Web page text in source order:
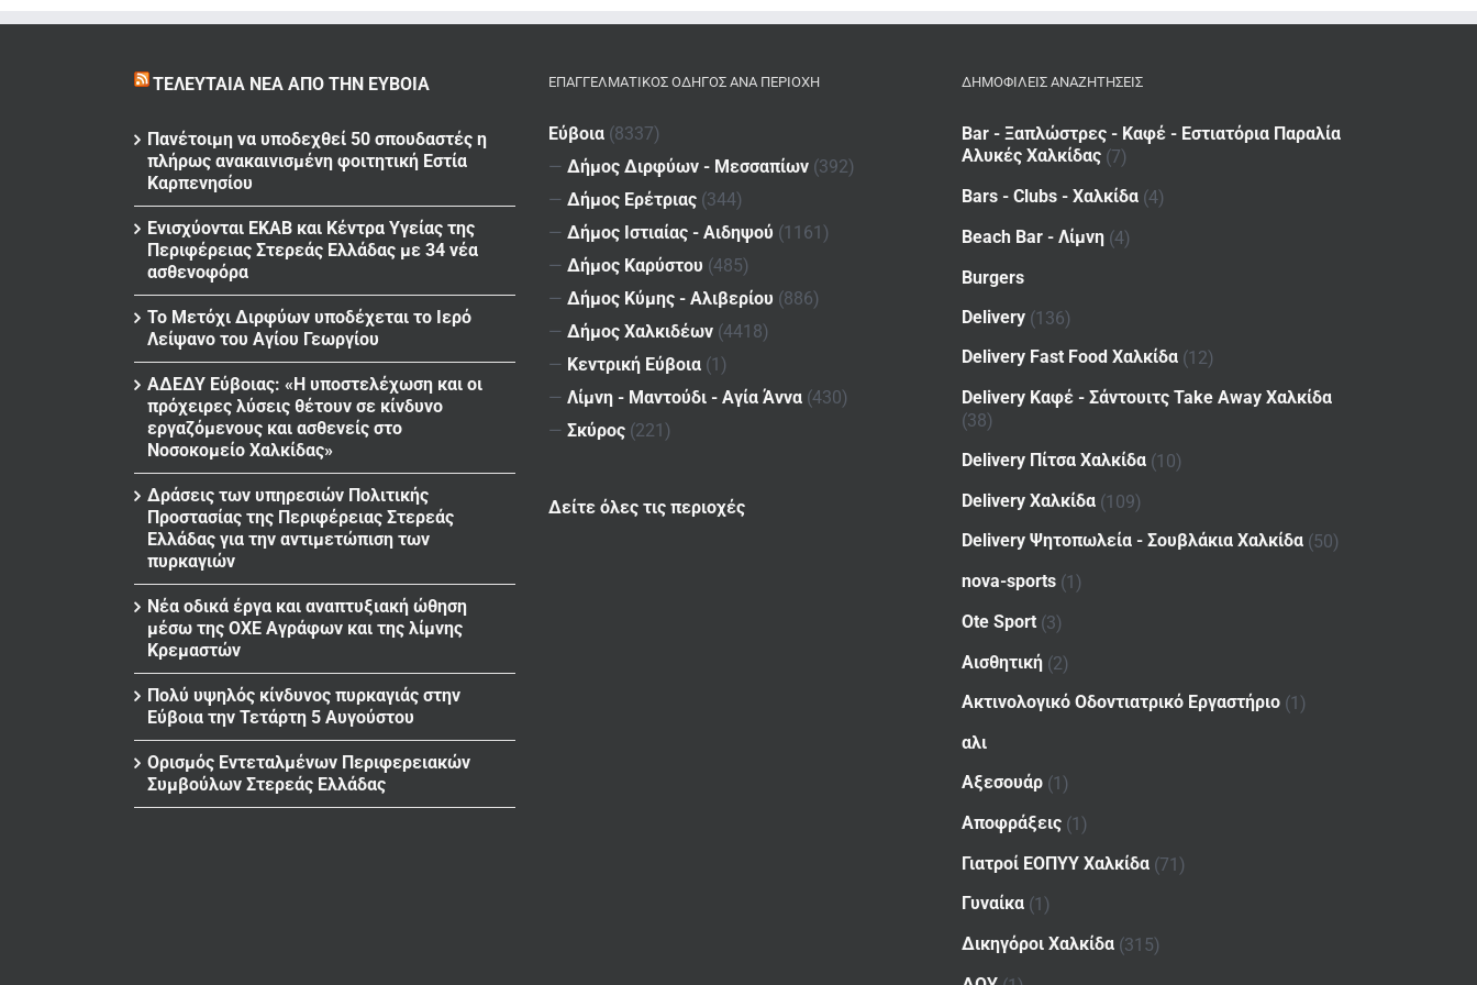
ΤΕΛΕΥΤΑΊΑ ΝΈΑ ΑΠΌ ΤΗΝ ΕΎΒΟΙΑ
Πανέτοιμη να υποδεχθεί 50 σπουδαστές η
πλήρως ανακαινισμένη φοιτητική Εστία
Καρπενησίου
Ενισχύονται ΕΚΑΒ και Κέντρα Υγείας της
Περιφέρειας Στερεάς Ελλάδας με 34 νέα
ασθενοφόρα
Το Μετόχι Διρφύων υποδέχεται το Ιερό
Λείψανο του Αγίου Γεωργίου
ΑΔΕΔΥ Εύβοιας: «Η υποστελέχωση και οι
πρόχειρες λύσεις θέτουν σε κίνδυνο
εργαζόμενους και ασθενείς στο
Νοσοκομείο Χαλκίδας»
Δράσεις των υπηρεσιών Πολιτικής
Προστασίας της Περιφέρειας Στερεάς
Ελλάδας για την αντιμετώπιση των
πυρκαγιών
Νέα οδικά έργα και αναπτυξιακή ώθηση
μέσω της ΟΧΕ Αγράφων και της λίμνης
Κρεμαστών
Πολύ υψηλός κίνδυνος πυρκαγιάς στην
Εύβοια την Τετάρτη 5 Αυγούστου
Ορισμός Εντεταλμένων Περιφερειακών
Συμβούλων Στερεάς Ελλάδας
ΕΠΑΓΓΕΛΜΑΤΙΚΌΣ ΟΔΗΓΌΣ ΑΝΆ ΠΕΡΙΟΧΉ
Εύβοια (8337)
— Δήμος Διρφύων - Μεσσαπίων (392)
— Δήμος Ερέτριας (344)
— Δήμος Ιστιαίας - Αιδηψού (1161)
— Δήμος Καρύστου (485)
— Δήμος Κύμης - Αλιβερίου (886)
— Δήμος Χαλκιδέων (4418)
— Κεντρική Εύβοια (1)
— Λίμνη - Μαντούδι - Αγία Άννα (430)
— Σκύρος (221)
Δείτε όλες τις περιοχές
ΔΗΜΟΦΙΛΕΙΣ ΑΝΑΖΗΤΗΣΕΙΣ
Bar - Ξαπλώστρες - Καφέ - Εστιατόρια Παραλία
Αλυκές Χαλκίδας (7)
Bars - Clubs - Χαλκίδα (4)
Beach Bar - Λίμνη (4)
Burgers
Delivery (136)
Delivery Fast Food Χαλκίδα (12)
Delivery Καφέ - Σάντουιτς Take Away Χαλκίδα
(38)
Delivery Πίτσα Χαλκίδα (10)
Delivery Χαλκίδα (109)
Delivery Ψητοπωλεία - Σουβλάκια Χαλκίδα (50)
nova-sports (1)
Ote Sport (3)
Αισθητική (2)
Ακτινολογικό Οδοντιατρικό Εργαστήριο (1)
αλι
Αξεσουάρ (1)
Αποφράξεις (1)
Γιατροί ΕΟΠΥΥ Χαλκίδα (71)
Γυναίκα (1)
Δικηγόροι Χαλκίδα (315)